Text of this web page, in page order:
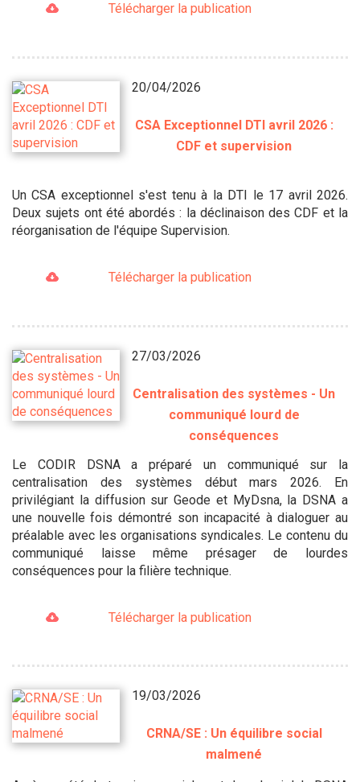
Télécharger la publication
20/04/2026
CSA Exceptionnel DTI avril 2026 :
CDF et supervision
Un CSA exceptionnel s'est tenu à la DTI le 17 avril 2026.
Deux sujets ont été abordés : la déclinaison des CDF et la
réorganisation de l'équipe Supervision.
Télécharger la publication
27/03/2026
Centralisation des systèmes - Un
communiqué lourd de
conséquences
Le CODIR DSNA a préparé un communiqué sur la
centralisation des systèmes début mars 2026. En
privilégiant la diffusion sur Geode et MyDsna, la DSNA a
une nouvelle fois démontré son incapacité à dialoguer au
préalable avec les organisations syndicales. Le contenu du
communiqué laisse même présager de lourdes
conséquences pour la filière technique.
Télécharger la publication
19/03/2026
CRNA/SE : Un équilibre social
malmené